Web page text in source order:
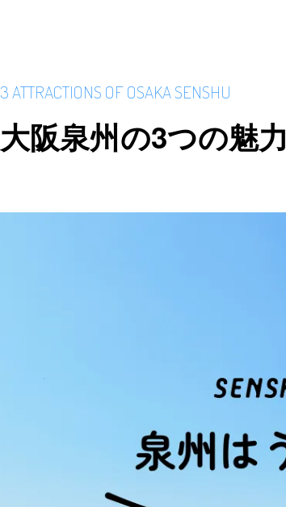
3 ATTRACTIONS OF OSAKA SENSHU
大阪泉州の3つの魅力